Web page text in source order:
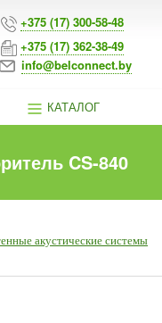
+375 (17) 300-58-48
+375 (17) 362-38-49
info@belconnect.by
КАТАЛОГ
CS-840
акустические системы